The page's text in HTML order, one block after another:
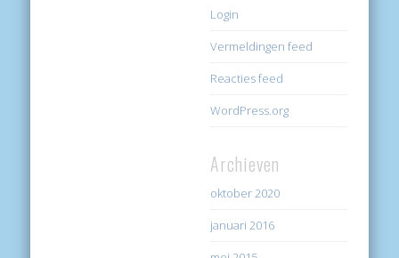
Login
Vermeldingen feed
Reacties feed
WordPress.org
Archieven
oktober 2020
januari 2016